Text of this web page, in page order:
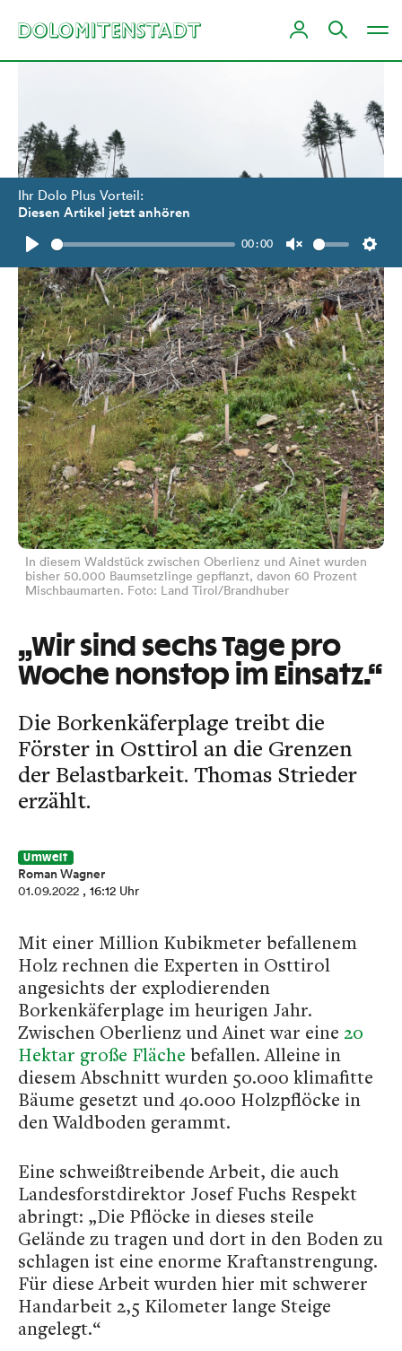
Ihr Dolo Plus Vorteil:
Diesen Artikel jetzt anhören
Play
00:00
Unmute
In diesem Waldstück zwischen Oberlienz und Ainet wurden
bisher 50.000 Baumsetzlinge gepflanzt, davon 60 Prozent
Mischbaumarten. Foto: Land Tirol/Brandhuber
„Wir sind sechs Tage pro
Woche nonstop im Einsatz.“
Die Borkenkäferplage treibt die
Förster in Osttirol an die Grenzen
der Belastbarkeit. Thomas Strieder
erzählt.
Umwelt
Roman Wagner
01.09.2022 , 16:12 Uhr
Mit einer Million Kubikmeter befallenem
Holz rechnen die Experten in Osttirol
angesichts der explodierenden
Borkenkäferplage im heurigen Jahr.
Zwischen Oberlienz und Ainet war eine 20
Hektar große Fläche befallen. Alleine in
diesem Abschnitt wurden 50.000 klimafitte
Bäume gesetzt und 40.000 Holzpflöcke in
den Waldboden gerammt.
Eine schweißtreibende Arbeit, die auch
Landesforstdirektor Josef Fuchs Respekt
abringt: „Die Pflöcke in dieses steile
Gelände zu tragen und dort in den Boden zu
schlagen ist eine enorme Kraftanstrengung.
Für diese Arbeit wurden hier mit schwerer
Handarbeit 2,5 Kilometer lange Steige
angelegt.“